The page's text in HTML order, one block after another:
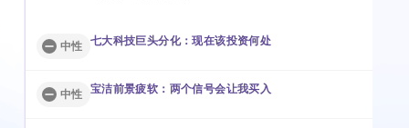
中性 七大科技巨头分化：现在该投资何处
中性 宝洁前景疲软：两个信号会让我买入